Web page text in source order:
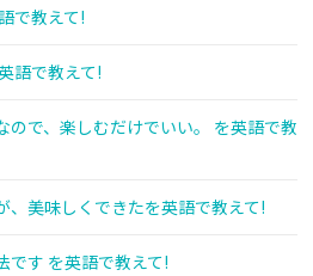
で教えて!
語で教えて!
ので、楽しむだけでいい。 を英語で教
、美味しくできたを英語で教えて!
です を英語で教えて!